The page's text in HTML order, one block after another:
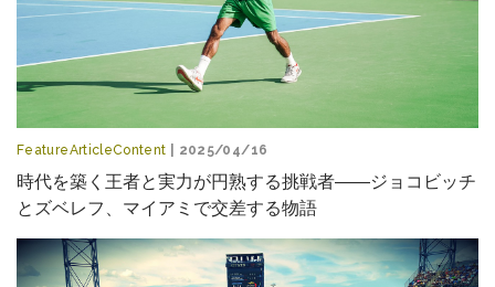
FeatureArticleContent | 2025/04/16
時代を築く王者と実力が円熟する挑戦者――ジョコビッチ
とズベレフ、マイアミで交差する物語